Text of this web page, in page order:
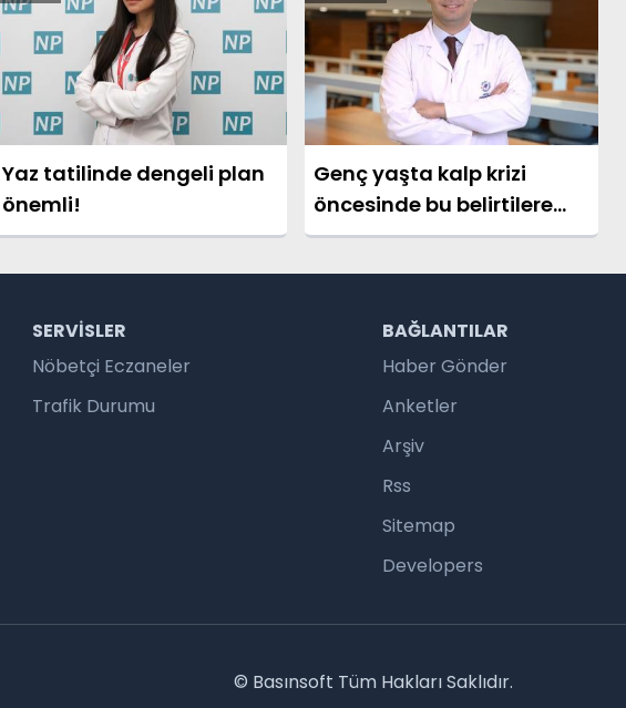
Yaz tatilinde dengeli plan
önemli!
Genç yaşta kalp krizi
öncesinde bu belirtilere
dikkat!
SERVISLER
Nöbetçi Eczaneler
Trafik Durumu
BAĞLANTILAR
Haber Gönder
Anketler
Arşiv
Rss
Sitemap
Developers
© Basınsoft Tüm Hakları Saklıdır.